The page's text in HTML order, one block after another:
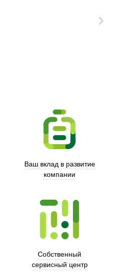
Ваш вклад в развитие
компании
Собственный
сервисный центр